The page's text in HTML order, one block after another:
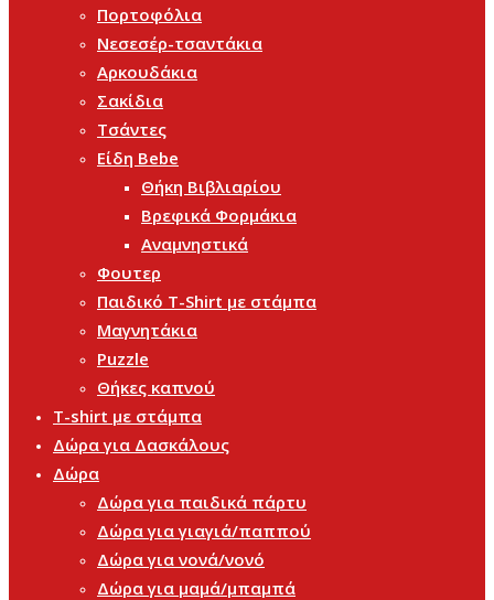
Πορτοφόλια
Νεσεσέρ-τσαντάκια
Αρκουδάκια
Σακίδια
Τσάντες
Είδη Bebe
Θήκη Βιβλιαρίου
Βρεφικά Φορμάκια
Αναμνηστικά
Φουτερ
Παιδικό T-Shirt με στάμπα
Μαγνητάκια
Puzzle
Θήκες καπνού
T-shirt με στάμπα
Δώρα για Δασκάλους
Δώρα
Δώρα για παιδικά πάρτυ
Δώρα για γιαγιά/παππού
Δώρα για νονά/νονό
Δώρα για μαμά/μπαμπά